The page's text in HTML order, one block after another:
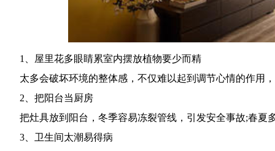
1、屋里花多眼睛累室内摆放植物要少而精
太多会破坏环境的整体感，不仅难以起到调节心情的作用
2、把阳台当厨房
把灶具放到阳台，冬季容易冻裂管线，引发安全事故;春夏
3、卫生间太潮易得病